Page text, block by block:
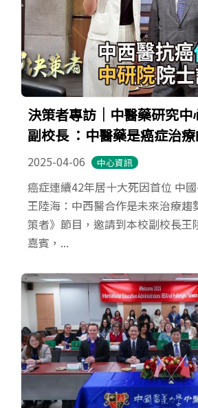
決策者專訪｜中醫藥研究中
副校長 ：中醫藥是癌症治
2025-04-06 中心資訊
癌症連續42年居十大死因首位 中
王陸海：中西醫合作是未來治療趨
策者》節目，邀請到本校副校長王
嘉賓，...